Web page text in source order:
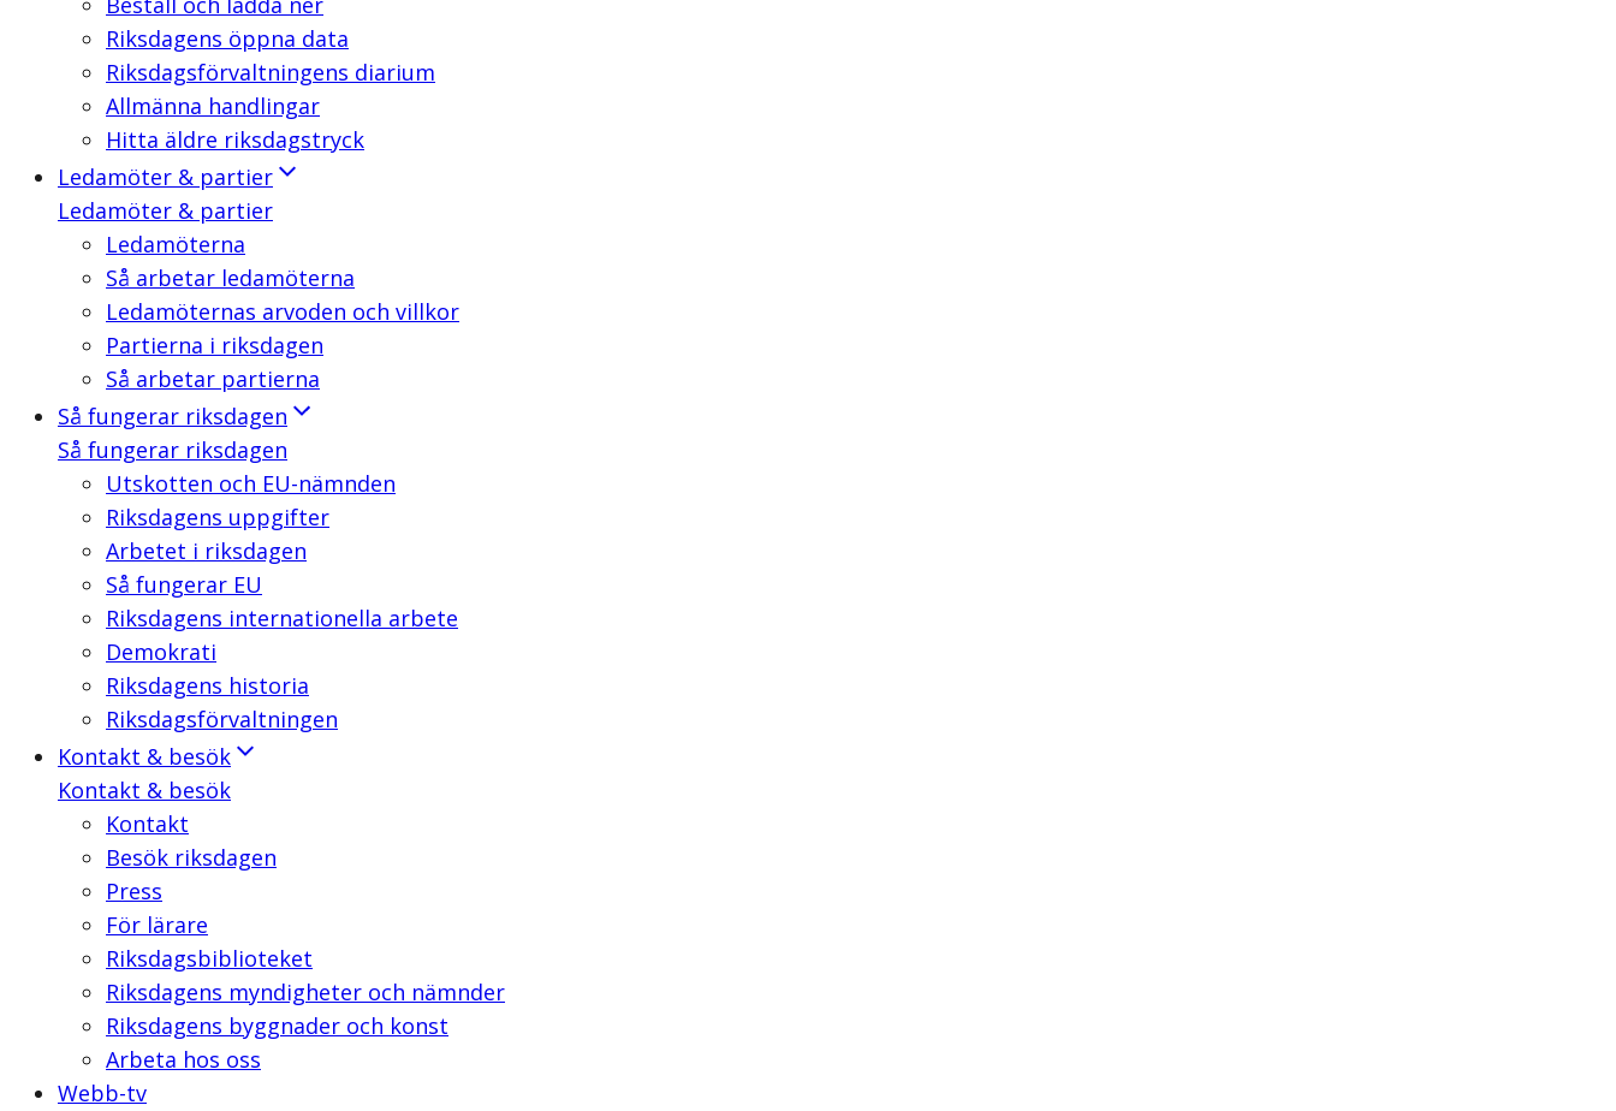
Riksdagens öppna data
Riksdagsförvaltningens diarium
Allmänna handlingar
Hitta äldre riksdagstryck
Ledamöter & partier
Ledamöter & partier
Ledamöterna
Så arbetar ledamöterna
Ledamöternas arvoden och villkor
Partierna i riksdagen
Så arbetar partierna
Så fungerar riksdagen
Så fungerar riksdagen
Utskotten och EU-nämnden
Riksdagens uppgifter
Arbetet i riksdagen
Så fungerar EU
Riksdagens internationella arbete
Demokrati
Riksdagens historia
Riksdagsförvaltningen
Kontakt & besök
Kontakt & besök
Kontakt
Besök riksdagen
Press
För lärare
Riksdagsbiblioteket
Riksdagens myndigheter och nämnder
Riksdagens byggnader och konst
Arbeta hos oss
Webb-tv